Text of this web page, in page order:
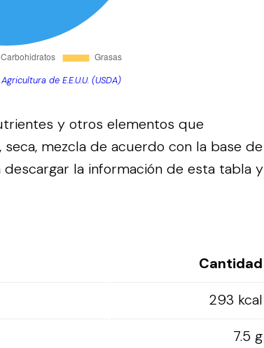
de E.E.U.U. (USDA)
y otros elementos que
mezcla de acuerdo con la base de
descargar la información de esta tabla y
Cantidad
293 kcal
7.5 g